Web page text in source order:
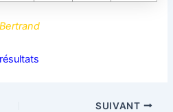
Bertrand
résultats
SUIVANT